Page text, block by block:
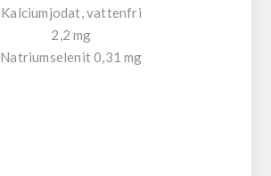
Kalciumjodat, vattenfri
2,2 mg
Natriumselenit 0,31 mg